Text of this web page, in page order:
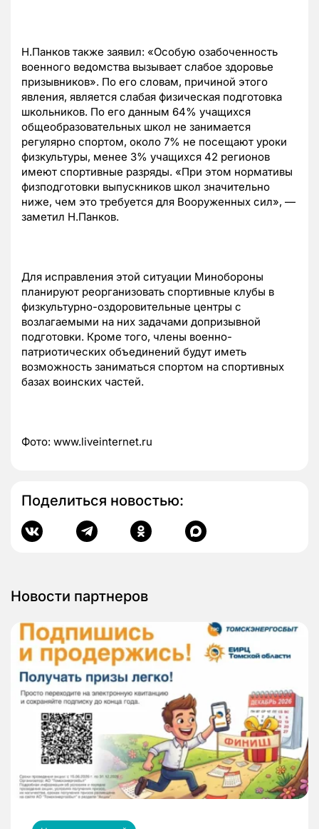
Н.Панков также заявил: «Особую озабоченность
военного ведомства вызывает слабое здоровье
призывников». По его словам, причиной этого
явления, является слабая физическая подготовка
школьников. По его данным 64% учащихся
общеобразовательных школ не занимается
регулярно спортом, около 7% не посещают уроки
физкультуры, менее 3% учащихся 42 регионов
имеют спортивные разряды. «При этом нормативы
физподготовки выпускников школ значительно
ниже, чем это требуется для Вооруженных сил», —
заметил Н.Панков.
Для исправления этой ситуации Минобороны
планируют реорганизовать спортивные клубы в
физкультурно-оздоровительные центры с
возлагаемыми на них задачами допризывной
подготовки. Кроме того, члены военно-
патриотических объединений будут иметь
возможность заниматься спортом на спортивных
базах воинских частей.
Фото: www.liveinternet.ru
Поделиться новостью:
Новости партнеров